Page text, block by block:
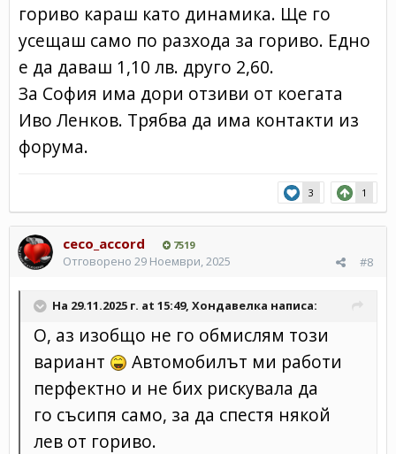
гориво караш като динамика. Ще го
усещаш само по разхода за гориво. Едно
е да даваш 1,10 лв. друго 2,60.
За София има дори отзиви от коегата
Иво Ленков. Трябва да има контакти из
форума.
3 1
ceco_accord 7519
#8
Отговорено 29 Ноември, 2025
На 29.11.2025 г. at 15:49, Хондавелка написа:
О, аз изобщо не го обмислям този
вариант
Автомобилът ми работи
перфектно и не бих рискувала да
го съсипя само, за да спестя някой
лев от гориво.